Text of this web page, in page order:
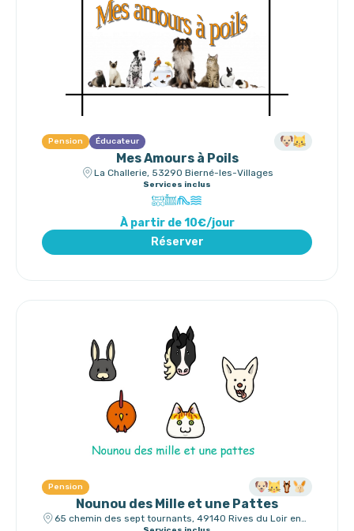
Pension Éducateur
Mes Amours à Poils
La Challerie, 53290 Bierné-les-Villages
Services inclus
À partir de 10€/jour
Réserver
Pension
Nounou des Mille et une Pattes
65 chemin des sept tournants, 49140 Rives du Loir en